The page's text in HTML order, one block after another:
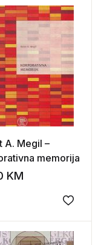
A. Megil –
memorija
KM
Add